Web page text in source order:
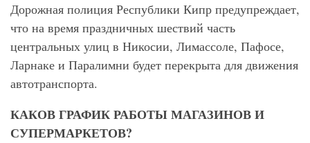
Дорожная полиция Республики Кипр предупреждает,
что на время праздничных шествий часть
центральных улиц в Никосии, Лимассоле, Пафосе,
Ларнаке и Паралимни будет перекрыта для движения
автотранспорта.
КАКОВ ГРАФИК РАБОТЫ МАГАЗИНОВ И
СУПЕРМАРКЕТОВ?